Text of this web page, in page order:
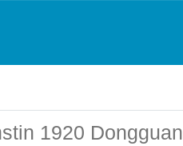
1920 Dongguan